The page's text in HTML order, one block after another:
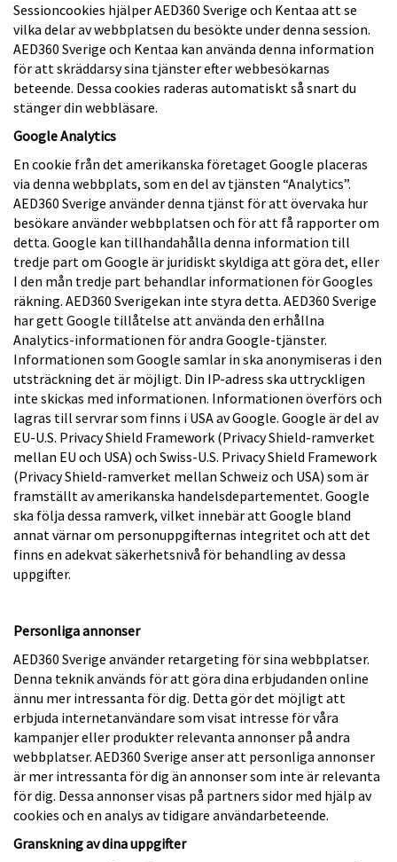
Sessioncookies hjälper AED360 Sverige och Kentaa att se
vilka delar av webbplatsen du besökte under denna session.
AED360 Sverige och Kentaa kan använda denna information
för att skräddarsy sina tjänster efter webbesökarnas
beteende. Dessa cookies raderas automatiskt så snart du
stänger din webbläsare.
Google Analytics
En cookie från det amerikanska företaget Google placeras
via denna webbplats, som en del av tjänsten “Analytics”.
AED360 Sverige använder denna tjänst för att övervaka hur
besökare använder webbplatsen och för att få rapporter om
detta. Google kan tillhandahålla denna information till
tredje part om Google är juridiskt skyldiga att göra det, eller
I den mån tredje part behandlar informationen för Googles
räkning. AED360 Sverigekan inte styra detta. AED360 Sverige
har gett Google tillåtelse att använda den erhållna
Analytics-informationen för andra Google-tjänster.
Informationen som Google samlar in ska anonymiseras i den
utsträckning det är möjligt. Din IP-adress ska uttryckligen
inte skickas med informationen. Informationen överförs och
lagras till servrar som finns i USA av Google. Google är del av
EU-U.S. Privacy Shield Framework (Privacy Shield-ramverket
mellan EU och USA) och Swiss-U.S. Privacy Shield Framework
(Privacy Shield-ramverket mellan Schweiz och USA) som är
framställt av amerikanska handelsdepartementet. Google
ska följa dessa ramverk, vilket innebär att Google bland
annat värnar om personuppgifternas integritet och att det
finns en adekvat säkerhetsnivå för behandling av dessa
uppgifter.
Personliga annonser
AED360 Sverige använder retargeting för sina webbplatser.
Denna teknik används för att göra dina erbjudanden online
ännu mer intressanta för dig. Detta gör det möjligt att
erbjuda internetanvändare som visat intresse för våra
kampanjer eller produkter relevanta annonser på andra
webbplatser. AED360 Sverige anser att personliga annonser
är mer intressanta för dig än annonser som inte är relevanta
för dig. Dessa annonser visas på partners sidor med hjälp av
cookies och en analys av tidigare användarbeteende.
Granskning av dina uppgifter